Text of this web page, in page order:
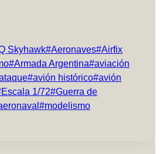
Skyhawk#Aeronaves#Airfix
#Armada Argentina#aviación
#avión histórico#avión
Escala 1/72#Guerra de
#modelismo